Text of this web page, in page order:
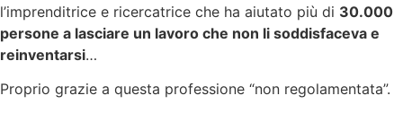
l’imprenditrice e ricercatrice che ha aiutato più di 30.000
persone a lasciare un lavoro che non li soddisfaceva e
reinventarsi…
Proprio grazie a questa professione “non regolamentata”.